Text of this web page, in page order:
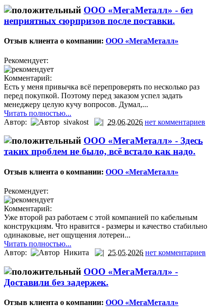
ООО «МегаМеталл» - без
неприятных сюрпризов после поставки.
Отзыв клиента о компании: ООО «МегаМеталл»
Рекомендует:
Комментарий:
Есть у меня привычка всё перепроверять по несколько раз
перед покупкой. Поэтому перед заказом успел задать
менеджеру целую кучу вопросов. Думал,...
Читать полностью...
Автор:
sivakost 29.06.2026 нет комментариев
ООО «МегаМеталл» - Здесь
таких проблем не было, всё встало как надо.
Отзыв клиента о компании: ООО «МегаМеталл»
Рекомендует:
Комментарий:
Уже второй раз работаем с этой компанией по кабельным
конструкциям. Что нравится - размеры и качество стабильно
одинаковые, нет ощущения лотереи...
Читать полностью...
Автор:
Никита 25.05.2026 нет комментариев
ООО «МегаМеталл» -
Доставили без задержек.
Отзыв клиента о компании: ООО «МегаМеталл»